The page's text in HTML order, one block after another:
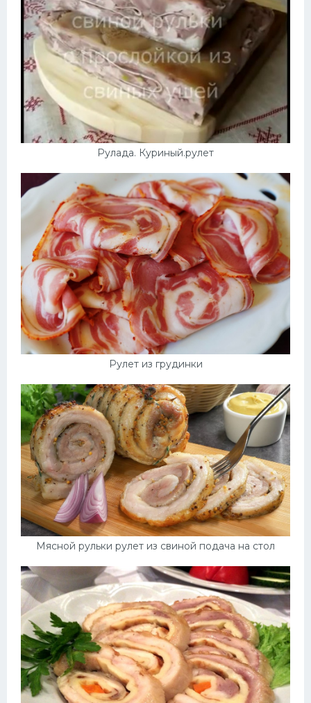
Рулада. Куриный.рулет
Рулет из грудинки
Мясной рульки рулет из свиной подача на стол